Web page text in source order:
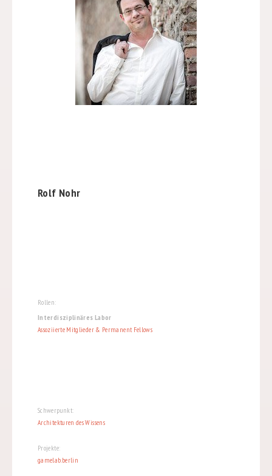
Rolf Nohr
Rollen:
Interdisziplinäres Labor
Assoziierte Mitglieder & Permanent Fellows
Schwerpunkt:
Architekturen des Wissens
Projekte:
gamelab.berlin